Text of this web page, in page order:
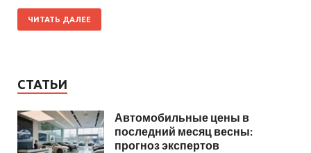
ЧИТАТЬ ДАЛЕЕ
СТАТЬИ
Автомобильные цены в
последний месяц весны:
прогноз экспертов